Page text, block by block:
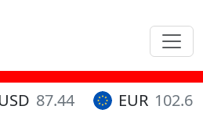
87.44 EUR 102.65